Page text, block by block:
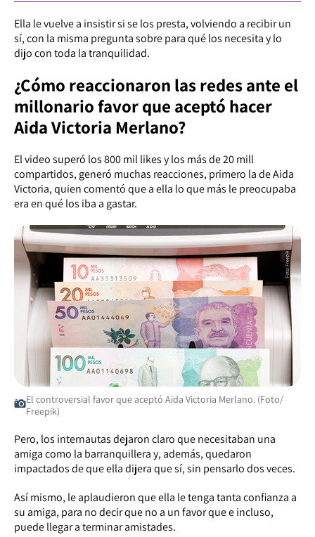
Ella le vuelve a insistir si se los presta, volviendo a recibir un
sí, con la misma pregunta sobre para qué los necesita y lo
dijo con toda la tranquilidad.
¿Cómo reaccionaron las redes ante el
millonario favor que aceptó hacer
Aida Victoria Merlano?
El video superó los 800 mil likes y los más de 20 mill
compartidos, generó muchas reacciones, primero la de Aida
Victoria, quien comentó que a ella lo que más le preocupaba
era en qué los iba a gastar.
El controversial favor que aceptó Aida Victoria Merlano. (Foto/
Freepik)
Pero, los internautas dejaron claro que necesitaban una
amiga como la barranquillera y, además, quedaron
impactados de que ella dijera que sí, sin pensarlo dos veces.
Así mismo, le aplaudieron que ella le tenga tanta confianza a
su amiga, para no decir que no a un favor que e incluso,
puede llegar a terminar amistades.